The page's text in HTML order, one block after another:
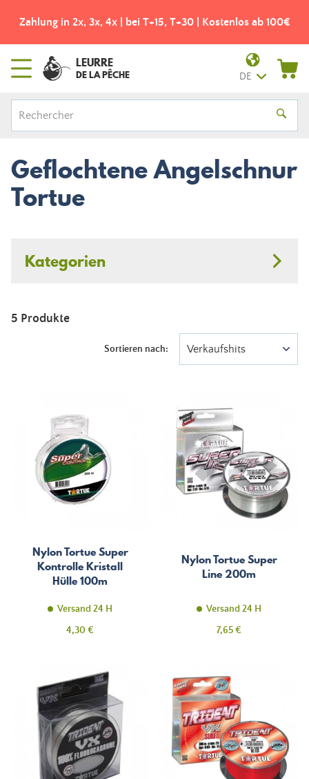
Zahlung in 2x, 3x, 4x | bei T+15, T+30 | Kostenlos ab 100€
LEURRE
DE LA PÊCHE DE
Geflochtene Angelschnur
Tortue
Kategorien
5 Produkte
Sortieren nach: Verkaufshits
Nylon Tortue Super
Kontrolle Kristall
Hülle 100m
Versand 24 H
Preis
4,30 €
Nylon Tortue Super
Line 200m
Versand 24 H
Preis
7,65 €